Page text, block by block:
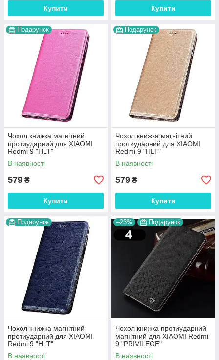
Купити Купити
Подарунок
Чохол книжка магнітний
протиударний для XIAOMI
Redmi 9 "HLT"
В наявності
579 ₴
Купити
Подарунок
Чохол книжка магнітний
протиударний для XIAOMI
Redmi 9 "HLT"
В наявності
579 ₴
Купити
Подарунок
Чохол книжка магнітний
протиударний для XIAOMI
Redmi 9 "HLT"
В наявності
–23% Подарунок
Чохол книжка протиударний
магнітний для XIAOMI Redmi
9 "PRIVILEGE"
В наявності